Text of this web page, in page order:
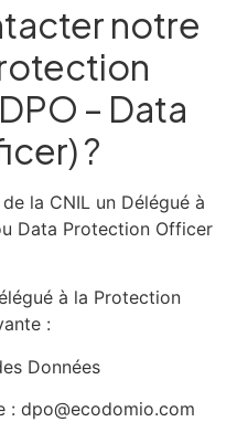
notre
– Data
?
la CNIL un Délégué à
Data Protection Officer
à la Protection
:
Données
: dpo@ecodomio.com